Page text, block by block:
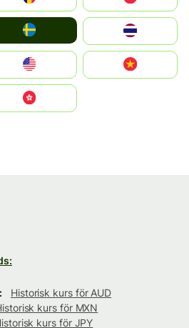
Historisk kurs för AUD
kurs för MXN
kurs för JPY